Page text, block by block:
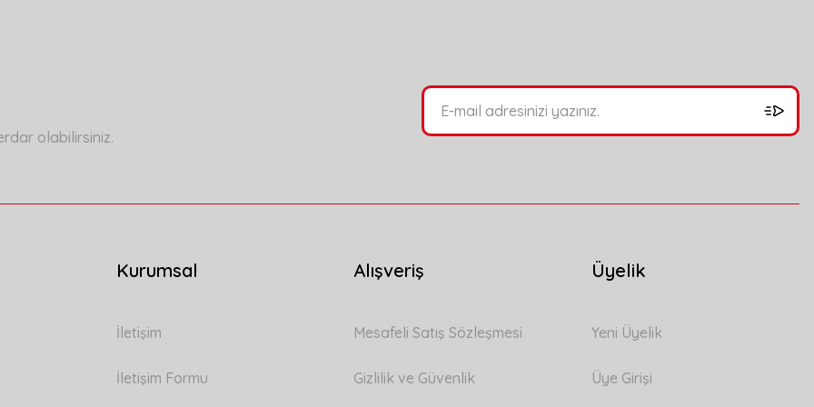
olabilirsiniz.
Kurumsal
İletişim
İletişim Formu
Alışveriş
Mesafeli Satış Sözleşmesi
Gizlilik ve Güvenlik
Üyelik
Yeni Üyelik
Üye Girişi